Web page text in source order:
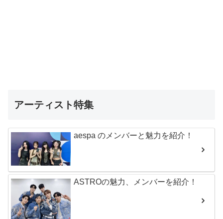
アーティスト特集
aespa のメンバーと魅力を紹介！
ASTROの魅力、メンバーを紹介！